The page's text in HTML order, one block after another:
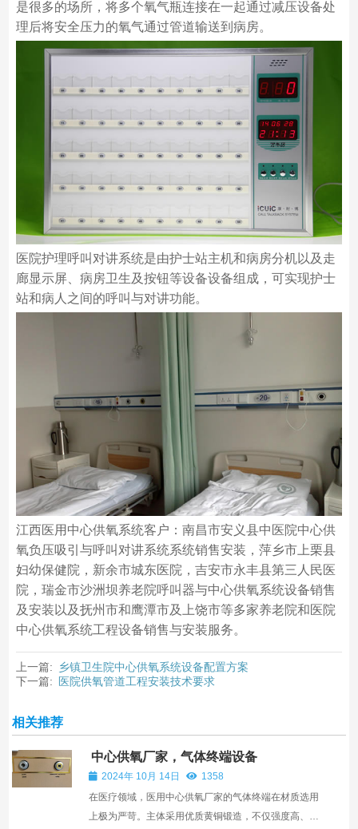
是很多的场所，将多个氧气瓶连接在一起通过减压设备处
理后将安全压力的氧气通过管道输送到病房。
医院护理呼叫对讲系统是由护士站主机和病房分机以及走
廊显示屏、病房卫生及按钮等设备设备组成，可实现护士
站和病人之间的呼叫与对讲功能。
江西医用中心供氧系统客户：南昌市安义县中医院中心供
氧负压吸引与呼叫对讲系统系统销售安装，萍乡市上栗县
妇幼保健院，新余市城东医院，吉安市永丰县第三人民医
院，瑞金市沙洲坝养老院呼叫器与中心供氧系统设备销售
及安装以及抚州市和鹰潭市及上饶市等多家养老院和医院
中心供氧系统工程设备销售与安装服务。
上一篇:
乡镇卫生院中心供氧系统设备配置方案
下一篇:
医院供氧管道工程安装技术要求
相关推荐
中心供氧厂家，气体终端设备
2024年 10月 14日
1358
在医疗领域，医用中心供氧厂家的气体终端在材质选用
上极为严苛。主体采用优质黄铜锻造，不仅强度高、耐